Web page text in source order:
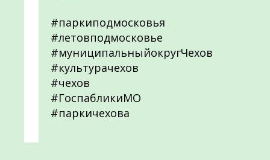
#паркиподмосковья
#летовподмосковье
#муниципальныйокругЧехов
#культурачехов
#чехов
#ГоспабликиМО
#паркичехова